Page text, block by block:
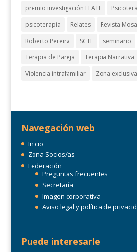
premio investigación FEATF
psicoterapia
Relates
Revista
Roberto Pereira
SCTF seminario
Terapia de Pareja
Terapia Narrativa
Violencia intrafamiliar
Zona
Navegación web
Inicio
Zona Socios/as
Federación
Preguntas frecuentes
Secretaría
Imagen corporativa
Aviso legal y política de
Puede interesarle